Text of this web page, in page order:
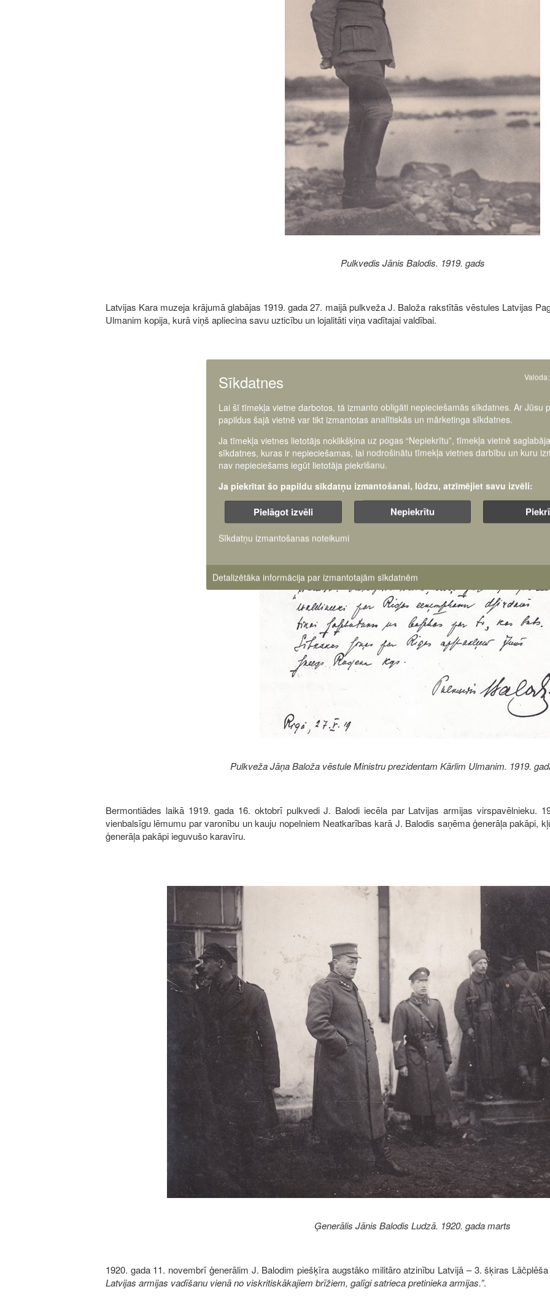
Pulkvedis Jānis Balodis. 1919. gads
Latvijas Kara muzeja krājumā glabājas 1919. gada 27. maijā pulkveža J. Baloža rakstītās vēstules Latvijas
Ulmanim kopija, kurā viņš apliecina savu uzticību un lojalitāti viņa vadītajai valdībai.
Pulkveža Jāņa Baloža vēstule Ministru prezidentam Kārlim Ulmanim. 1919.
Bermontiādes laikā 1919. gada 16. oktobrī pulkvedi J. Balodi iecēla par Latvijas armijas virspavēlnieku.
vienbalsīgu lēmumu par varonību un kauju nopelniem Neatkarības karā J. Balodis saņēma ģenerāļa pakāpi,
ģenerāļa pakāpi ieguvušo karavīru.
Ģenerālis Jānis Balodis Ludzā. 1920. gada marts
1920. gada 11. novembrī ģenerālim J. Balodim piešķīra augstāko militāro atzinību Latvijā – 3. šķiras
Latvijas armijas vadīšanu vienā no viskritiskākajiem brīžiem, galīgi satrieca pretinieka armijas.”.
Sīkdatnes Valoda:
Lai šī tīmekļa vietne darbotos, tā izmanto obligāti nepieciešamās sīkdatnes. Ar Jūsu
papildus šajā vietnē var tikt izmantotas analītiskās un mārketinga sīkdatnes.
Ja tīmekļa vietnes lietotājs noklikšķina uz pogas “Nepiekrītu”, tīmekļa vietnē
sīkdatnes, kuras ir nepieciešamas, lai nodrošinātu tīmekļa vietnes darbību un kuru
nav nepieciešams iegūt lietotāja piekrišanu.
Ja piekrītat šo papildu sīkdatņu izmantošanai, lūdzu, atzīmējiet savu izvēli:
Pielāgot izvēli Nepiekrītu
Sīkdatņu izmantošanas noteikumi
Detalizētāka informācija par izmantotajām sīkdatnēm